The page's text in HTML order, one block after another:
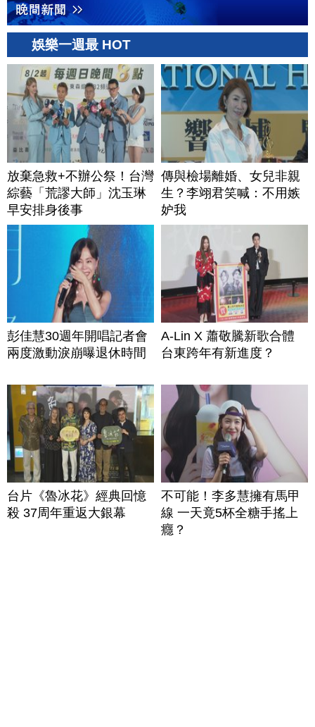
娛樂一週最 HOT
放棄急救+不辦公祭！台灣
綜藝「荒謬大師」沈玉琳
早安排身後事
傳與檢場離婚、女兒非親
生？李翊君笑喊：不用嫉
妒我
彭佳慧30週年開唱記者會
兩度激動淚崩曝退休時間
A-Lin X 蕭敬騰新歌合體
台東跨年有新進度？
台片《魯冰花》經典回憶
殺 37周年重返大銀幕
不可能！李多慧擁有馬甲
線 一天竟5杯全糖手搖上
癮？